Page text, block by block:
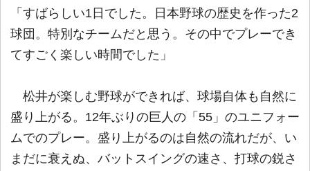
「すばらしい1日でした。日本野球の歴史を作った2
球団。特別なチームだと思う。その中でプレーでき
てすごく楽しい時間でした」
松井が楽しむ野球ができれば、球場自体も自然に
盛り上がる。12年ぶりの巨人の「55」のユニフォー
ムでのプレー。盛り上がるのは自然の流れだが、い
まだに衰えぬ、バットスイングの速さ、打球の鋭さ